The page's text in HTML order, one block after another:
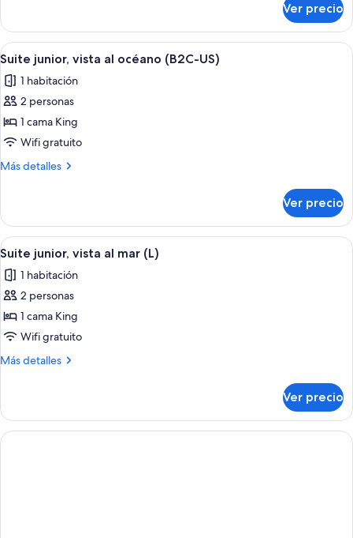
océano
(U)
junior,
vista
al
océano
(U)
Ver precio
Abrir
todas
las
fotos
de
Suite
junior,
océano
(B2C-
US)
Habitación de hotel con una cama
4
Suite junior, vista al océano (B2C-US)
1 habitación
2 personas
1 cama King
Wifi gratuito
Más detalles
Más
junior,
vista
al
océano
(B2C-
US)
Ver precio
Abrir
todas
las
fotos
de
Suite
junior,
mar
(L)
Habitación de hotel con una cama
4
Suite junior, vista al mar (L)
1 habitación
2 personas
1 cama King
Wifi gratuito
Más detalles
Más
junior,
vista
al
Ver precio